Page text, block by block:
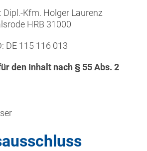
Kfm. Holger Laurenz
HRB 31000
DE 115 116 013
den Inhalt nach § 55 Abs. 2